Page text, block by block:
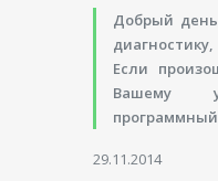
Добрый
Если
Вашему
29.11.2014